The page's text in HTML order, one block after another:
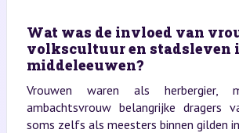
Wat was de invloed van
volkscultuur en stadsleven
middeleeuwen?
Vrouwen waren als herbergier,
ambachtsvrouw belangrijke dragers
soms zelfs als meesters binnen gilden